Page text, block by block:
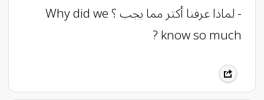
- لماذا عرفنا أكثر مما يجب ؟ Why did we
know so much ?